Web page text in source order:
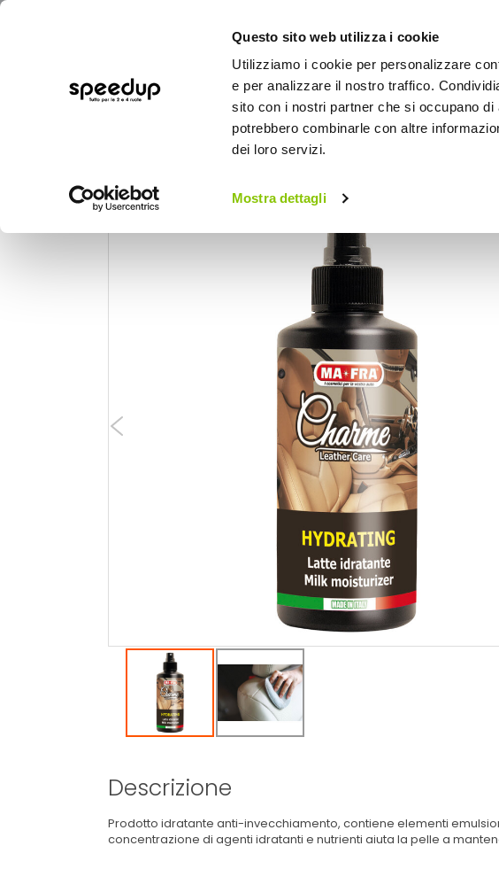
Questo sito web utilizza i cookie
Utilizziamo i cookie per personalizzare
e per analizzare il nostro traffico.
sito con i nostri partner che si occupano
potrebbero combinarle con altre
dei loro servizi.
Mostra dettagli
BICI OUTDOOR
Home
Descrizione
Prodotto idratante anti-invecchiamento, contiene elementi
concentrazione di agenti idratanti e nutrienti aiuta la pelle a